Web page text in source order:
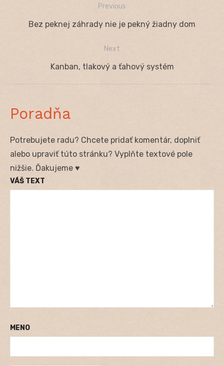
Navigácia
Previous
Previous
Bez peknej záhrady nie je pekný žiadny dom
Next
Next
Kanban, tlakový a ťahový systém
Poradňa
Potrebujete radu? Chcete pridať komentár, doplniť
alebo upraviť túto stránku? Vyplňte textové pole
nižšie. Ďakujeme ♥
VÁŠ TEXT
MENO